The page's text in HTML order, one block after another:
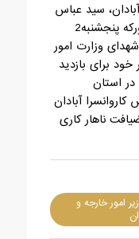
سید عباس
عراقچی معاون وزیر امور خارجه کشورکه پنجشنبه2
شهدای وزارت امور
خود برای بازدید
استان
آبادان
ناهار کاری
امور خارجه و